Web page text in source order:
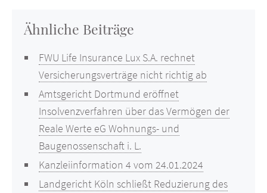
Ähnliche Beiträge
FWU Life Insurance Lux S.A. rechnet
Versicherungsverträge nicht richtig ab
Amtsgericht Dortmund eröffnet
Insolvenzverfahren über das Vermögen der
Reale Werte eG Wohnungs- und
Baugenossenschaft i. L.
Kanzleiinformation 4 vom 24.01.2024
Landgericht Köln schließt Reduzierung des